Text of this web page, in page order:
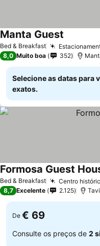
Bed & Breakfast
Manta Guest
8,0 Muito boa 352
Selecione as datas para
exatos.
Bed & Breakfast Centro
Formosa Guest
8,7 Excelente 2.125
De € 69
Consulte os preços de 2